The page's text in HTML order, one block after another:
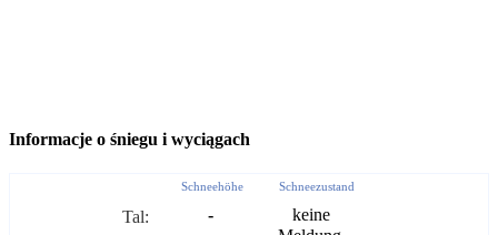
Informacje o śniegu i wyciągach
Schneehöhe Schneezustand
Tal: -
keine